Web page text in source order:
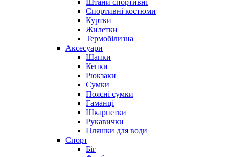
Спортивні костюми
Куртки
Жилетки
Термобілизна
Аксесуари
Шапки
Кепки
Рюкзаки
Сумки
Поясні сумки
Гаманці
Шкарпетки
Рукавички
Пляшки для води
Спорт
Біг